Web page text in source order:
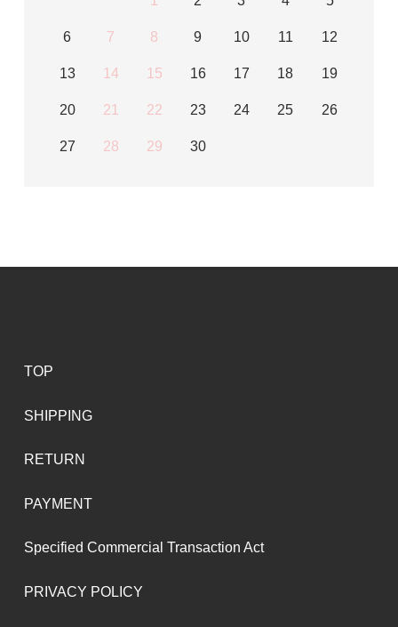
6 7 8 9 10 11 12
13 14 15 16 17 18 19
20 21 22 23 24 25 26
27 28 29 30
TOP
SHIPPING
RETURN
PAYMENT
Specified Commercial Transaction Act
PRIVACY POLICY